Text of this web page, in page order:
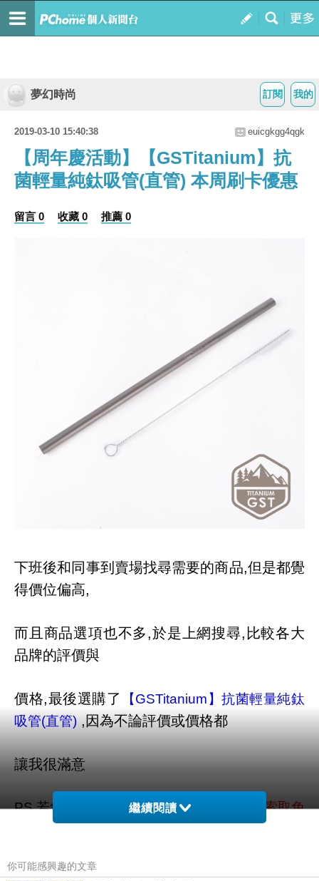
我的
訂閱
夢幻時尚
2019-03-10 15:40:38 euicgkgg4qgk
【周年慶活動】【GSTitanium】抗
菌輕量純鈦吸管(直管) 本周刷卡優惠
留言 0 收藏 0 推薦 0
下班後和同事到賣場找尋需要的商品,但是都覺
得價位偏高,
而且商品選項也不多,於是上網搜尋,比較各大
品牌的評價與
價格,最後選購了
【GSTitanium】抗菌輕量純鈦
吸管(直管) ,因為不論評價或價格都
讓我很滿意
PS.若您家裡有0~3歲的小朋友，
點我進入索取免
↓↓↓限量特惠的優惠按鈕↓↓↓
繼續閱讀
你可能感興趣的文章